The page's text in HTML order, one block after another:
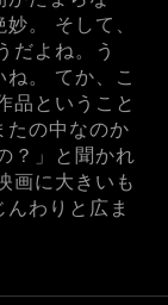
。 そして、
だよね。う
。 てか、こ
品ということ
たの中なのか
？」と聞かれ
画に大きいも
わりと広ま